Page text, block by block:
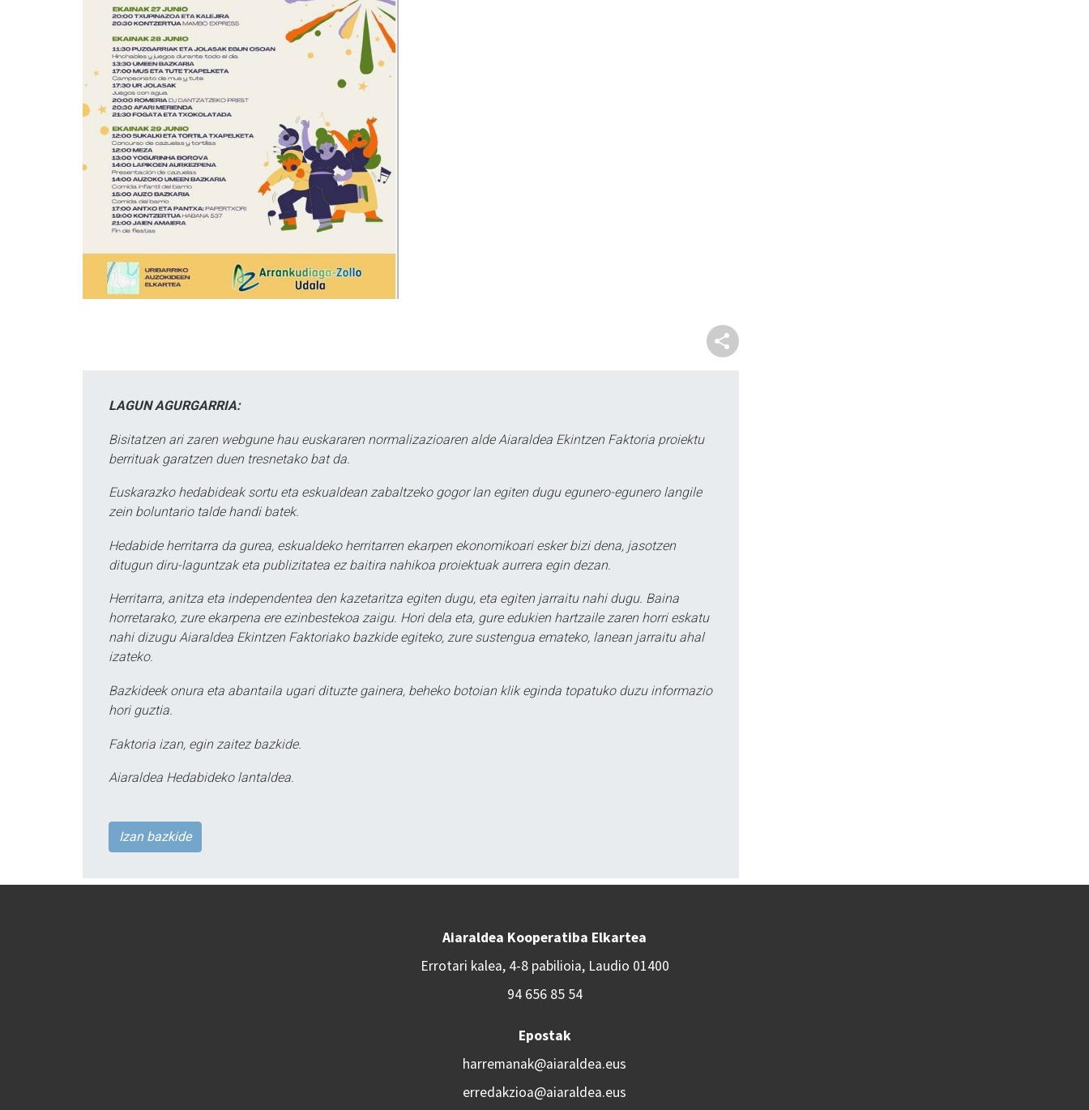
LAGUN AGURGARRIA:
Bisitatzen ari zaren webgune hau euskararen normalizazioaren alde Aiaraldea Ekintzen Faktoria proiektu
berrituak garatzen duen tresnetako bat da.
Euskarazko hedabideak sortu eta eskualdean zabaltzeko gogor lan egiten dugu egunero-egunero langile
zein boluntario talde handi batek.
Hedabide herritarra da gurea, eskualdeko herritarren ekarpen ekonomikoari esker bizi dena, jasotzen
ditugun diru-laguntzak eta publizitatea ez baitira nahikoa proiektuak aurrera egin dezan.
Herritarra, anitza eta independentea den kazetaritza egiten dugu, eta egiten jarraitu nahi dugu. Baina
horretarako, zure ekarpena ere ezinbestekoa zaigu. Hori dela eta, gure edukien hartzaile zaren horri eskatu
nahi dizugu Aiaraldea Ekintzen Faktoriako bazkide egiteko, zure sustengua emateko, lanean jarraitu ahal
izateko.
Bazkideek onura eta abantaila ugari dituzte gainera, beheko botoian klik eginda topatuko duzu informazio
hori guztia.
Faktoria izan, egin zaitez bazkide.
Aiaraldea Hedabideko lantaldea.
Izan bazkide
Aiaraldea Kooperatiba Elkartea
Errotari kalea, 4-8 pabilioia, Laudio 01400
94 656 85 54
Epostak
harremanak@aiaraldea.eus
erredakzioa@aiaraldea.eus